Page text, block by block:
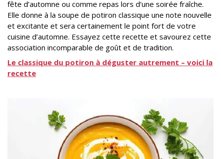
fête d’automne ou comme repas lors d’une soirée fraîche.
Elle donne à la soupe de potiron classique une note nouvelle
et excitante et sera certainement le point fort de votre
cuisine d’automne. Essayez cette recette et savourez cette
association incomparable de goût et de tradition.
Le classique du potiron à déguster autrement – voici la
recette